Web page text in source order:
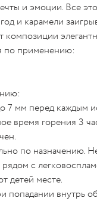
и эмоции. Все
и карамели
по применению:
7 мм перед каждым
время горения 3
по назначению.
рядом с
детей месте.
внутрь